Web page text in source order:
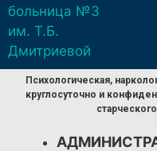
Психологическая,
круглосуточно и